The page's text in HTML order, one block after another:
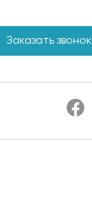
Заказать звонок